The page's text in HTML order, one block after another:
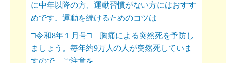
に中年以降の方、運動習慣がない方にはおすす
めです。運動を続けるためのコツは
□令和8年１月号□ 胸痛による突然死を予防し
ましょう。毎年約9万人の人が突然死していま
すので、ご注意を